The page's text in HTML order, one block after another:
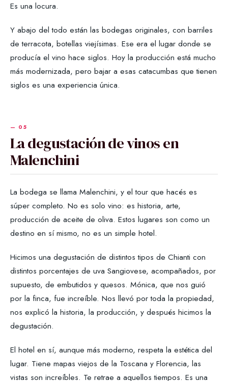
Es una locura.
Y abajo del todo están las bodegas originales, con barriles
de terracota, botellas viejísimas. Ese era el lugar donde se
producía el vino hace siglos. Hoy la producción está mucho
más modernizada, pero bajar a esas catacumbas que tienen
siglos es una experiencia única.
La degustación de vinos en
Malenchini
La bodega se llama Malenchini, y el tour que hacés es
súper completo. No es solo vino: es historia, arte,
producción de aceite de oliva. Estos lugares son como un
destino en sí mismo, no es un simple hotel.
Hicimos una degustación de distintos tipos de Chianti con
distintos porcentajes de uva Sangiovese, acompañados, por
supuesto, de embutidos y quesos. Mónica, que nos guió
por la finca, fue increíble. Nos llevó por toda la propiedad,
nos explicó la historia, la producción, y después hicimos la
degustación.
El hotel en sí, aunque más moderno, respeta la estética del
lugar. Tiene mapas viejos de la Toscana y Florencia, las
vistas son increíbles. Te retrae a aquellos tiempos. Es una